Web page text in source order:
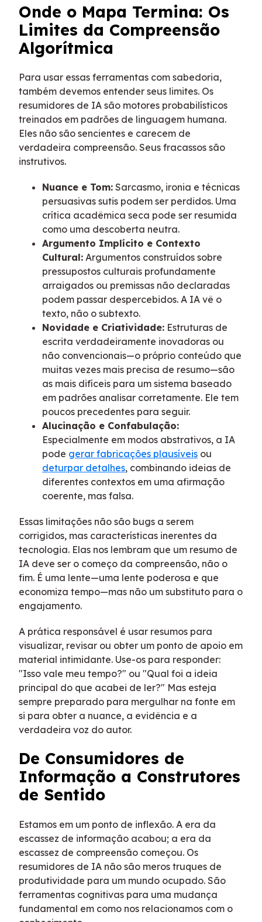
Onde o Mapa Termina: Os
Limites da Compreensão
Algorítmica
Para usar essas ferramentas com sabedoria,
também devemos entender seus limites. Os
resumidores de IA são motores probabilísticos
treinados em padrões de linguagem humana.
Eles não são sencientes e carecem de
verdadeira compreensão. Seus fracassos são
instrutivos.
Nuance e Tom: Sarcasmo, ironia e técnicas
persuasivas sutis podem ser perdidos. Uma
crítica acadêmica seca pode ser resumida
como uma descoberta neutra.
Argumento Implícito e Contexto
Cultural: Argumentos construídos sobre
pressupostos culturais profundamente
arraigados ou premissas não declaradas
podem passar despercebidos. A IA vê o
texto, não o subtexto.
Novidade e Criatividade: Estruturas de
escrita verdadeiramente inovadoras ou
não convencionais—o próprio conteúdo que
muitas vezes mais precisa de resumo—são
as mais difíceis para um sistema baseado
em padrões analisar corretamente. Ele tem
poucos precedentes para seguir.
Alucinação e Confabulação:
Especialmente em modos abstrativos, a IA
pode gerar fabricações plausíveis ou
deturpar detalhes, combinando ideias de
diferentes contextos em uma afirmação
coerente, mas falsa.
Essas limitações não são bugs a serem
corrigidos, mas características inerentes da
tecnologia. Elas nos lembram que um resumo de
IA deve ser o começo da compreensão, não o
fim. É uma lente—uma lente poderosa e que
economiza tempo—mas não um substituto para o
engajamento.
A prática responsável é usar resumos para
visualizar, revisar ou obter um ponto de apoio em
material intimidante. Use-os para responder:
"Isso vale meu tempo?" ou "Qual foi a ideia
principal do que acabei de ler?" Mas esteja
sempre preparado para mergulhar na fonte em
si para obter a nuance, a evidência e a
verdadeira voz do autor.
De Consumidores de
Informação a Construtores
de Sentido
Estamos em um ponto de inflexão. A era da
escassez de informação acabou; a era da
escassez de compreensão começou. Os
resumidores de IA não são meros truques de
produtividade para um mundo ocupado. São
ferramentas cognitivas para uma mudança
fundamental em como nos relacionamos com o